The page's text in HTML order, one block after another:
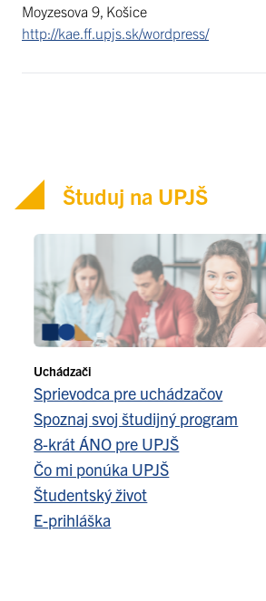
Moyzesova 9, Košice
http://kae.ff.upjs.sk/wordpress/
Študuj na UPJŠ
Uchádzači
Sprievodca pre uchádzačov
Spoznaj svoj študijný program
8-krát ÁNO pre UPJŠ
Čo mi ponúka UPJŠ
Študentský život
E-prihláška